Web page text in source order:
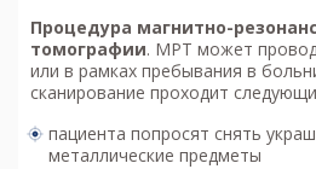
Процедура магнитно-
томографии. МРТ может
или в рамках пребывания в
сканирование проходит
пациента попросят снять
металлические предметы